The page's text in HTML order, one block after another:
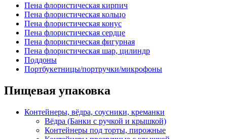
Пена флористическая кирпич
Пена флористическая кольцо
Пена флористическая конус
Пена флористическая сердце
Пена флористическая фигурная
Пена флористическая шар, цилиндр
Поддоны
Портбукетницы/портручки/микрофоны
Пищевая упаковка
Контейнеры, вёдра, соусники, креманки
Вёдра (Банки с ручкой и крышкой)
Контейнеры под торты, пирожные